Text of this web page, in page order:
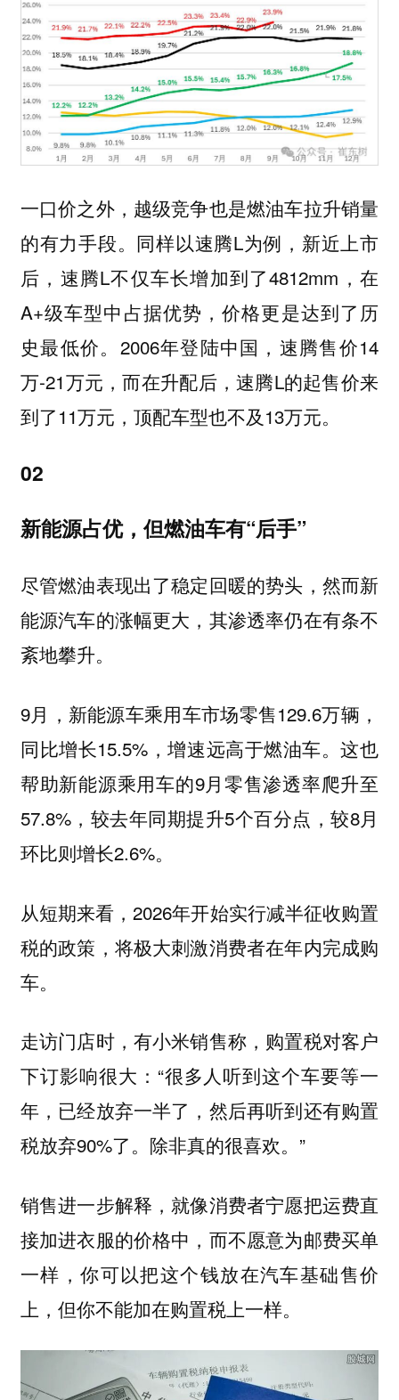
一口价之外，越级竞争也是燃油车拉升销量
的有力手段。同样以速腾L为例，新近上市
后，速腾L不仅车长增加到了4812mm，在
A+级车型中占据优势，价格更是达到了历
史最低价。2006年登陆中国，速腾售价14
万-21万元，而在升配后，速腾L的起售价来
到了11万元，顶配车型也不及13万元。
02
新能源占优，但燃油车有“后手”
尽管燃油表现出了稳定回暖的势头，然而新
能源汽车的涨幅更大，其渗透率仍在有条不
紊地攀升。
9月，新能源车乘用车市场零售129.6万辆，
同比增长15.5%，增速远高于燃油车。这也
帮助新能源乘用车的9月零售渗透率爬升至
57.8%，较去年同期提升5个百分点，较8月
环比则增长2.6%。
从短期来看，2026年开始实行减半征收购置
税的政策，将极大刺激消费者在年内完成购
车。
走访门店时，有小米销售称，购置税对客户
下订影响很大：“很多人听到这个车要等一
年，已经放弃一半了，然后再听到还有购置
税放弃90%了。除非真的很喜欢。”
销售进一步解释，就像消费者宁愿把运费直
接加进衣服的价格中，而不愿意为邮费买单
一样，你可以把这个钱放在汽车基础售价
上，但你不能加在购置税上一样。